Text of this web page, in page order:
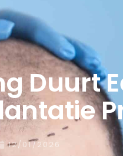
Duurt
12/01/2026